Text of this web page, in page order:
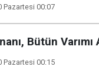
Pazartesi 00:07
Bütün
Pazartesi 00:15